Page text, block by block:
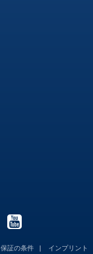
保証の条件 インプリント